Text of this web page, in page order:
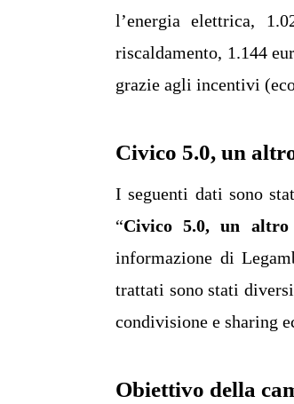
l’energia elettrica,
riscaldamento, 1.144
grazie agli incentivi
Civico 5.0, un
I seguenti dati sono
“Civico 5.0, un
informazione di
trattati sono stati
condivisione e sharing
Obiettivo della